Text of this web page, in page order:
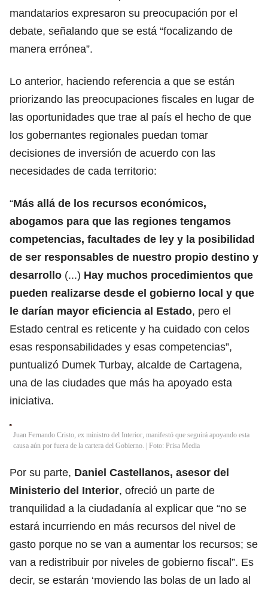
mandatarios expresaron su preocupación por el
debate, señalando que se está “focalizando de
manera errónea”.
Lo anterior, haciendo referencia a que se están
priorizando las preocupaciones fiscales en lugar de
las oportunidades que trae al país el hecho de que
los gobernantes regionales puedan tomar
decisiones de inversión de acuerdo con las
necesidades de cada territorio:
“Más allá de los recursos económicos,
abogamos para que las regiones tengamos
competencias, facultades de ley y la posibilidad
de ser responsables de nuestro propio destino y
desarrollo (...) Hay muchos procedimientos que
pueden realizarse desde el gobierno local y que
le darían mayor eficiencia al Estado, pero el
Estado central es reticente y ha cuidado con celos
esas responsabilidades y esas competencias”,
puntualizó Dumek Turbay, alcalde de Cartagena,
una de las ciudades que más ha apoyado esta
iniciativa.
Juan Fernando Cristo, ex ministro del Interior, manifestó que seguirá apoyando esta
causa aún por fuera de la cartera del Gobierno. | Foto: Prisa Media
Por su parte, Daniel Castellanos, asesor del
Ministerio del Interior, ofreció un parte de
tranquilidad a la ciudadanía al explicar que “no se
estará incurriendo en más recursos del nivel de
gasto porque no se van a aumentar los recursos; se
van a redistribuir por niveles de gobierno fiscal”. Es
decir, se estarán ‘moviendo las bolas de un lado al